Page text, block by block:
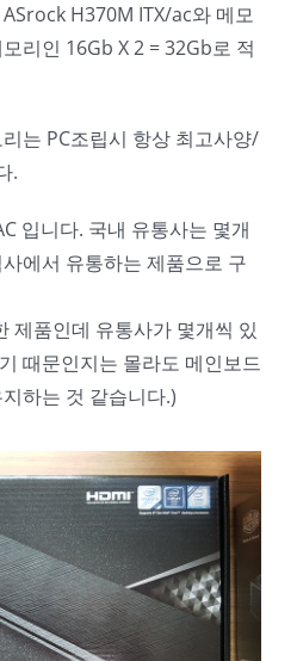
H370M ITX/ac와 메모
리인 16Gb X 2 = 32Gb로 적
는 PC조립시 항상 최고사양/
.
입니다. 국내 유통사는 몇개
에서 유통하는 제품으로 구
제품인데 유통사가 몇개씩 있
때문인지는 몰라도 메인보드
하는 것 같습니다.)